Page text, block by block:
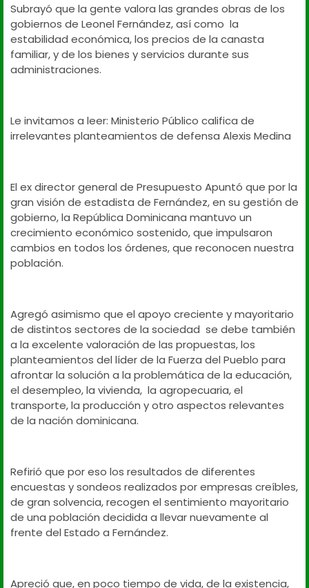
Subrayó que la gente valora las grandes obras de los
gobiernos de Leonel Fernández, así como la
estabilidad económica, los precios de la canasta
familiar, y de los bienes y servicios durante sus
administraciones.
Le invitamos a leer: Ministerio Público califica de
irrelevantes planteamientos de defensa Alexis Medina
El ex director general de Presupuesto Apuntó que por la
gran visión de estadista de Fernández, en su gestión de
gobierno, la República Dominicana mantuvo un
crecimiento económico sostenido, que impulsaron
cambios en todos los órdenes, que reconocen nuestra
población.
Agregó asimismo que el apoyo creciente y mayoritario
de distintos sectores de la sociedad se debe también
a la excelente valoración de las propuestas, los
planteamientos del líder de la Fuerza del Pueblo para
afrontar la solución a la problemática de la educación,
el desempleo, la vivienda, la agropecuaria, el
transporte, la producción y otro aspectos relevantes
de la nación dominicana.
Refirió que por eso los resultados de diferentes
encuestas y sondeos realizados por empresas creíbles,
de gran solvencia, recogen el sentimiento mayoritario
de una población decidida a llevar nuevamente al
frente del Estado a Fernández.
Apreció que, en poco tiempo de vida, de la existencia,